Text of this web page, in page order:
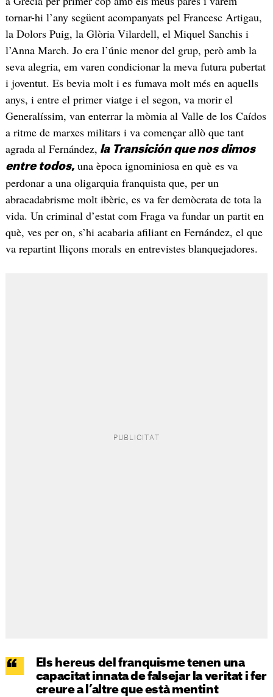
tornar-hi l’any següent acompanyats pel Francesc Artigau,
la Dolors Puig, la Glòria Vilardell, el Miquel Sanchis i
l’Anna March. Jo era l’únic menor del grup, però amb la
seva alegria, em varen condicionar la meva futura pubertat
i joventut. Es bevia molt i es fumava molt més en aquells
anys, i entre el primer viatge i el segon, va morir el
Generalíssim, van enterrar la mòmia al Valle de los Caídos
a ritme de marxes militars i va començar allò que tant
agrada al Fernández, la Transición que nos dimos
entre todos, una època ignominiosa en què es va
perdonar a una oligarquia franquista que, per un
abracadabrisme molt ibèric, es va fer demòcrata de tota la
vida. Un criminal d’estat com Fraga va fundar un partit en
què, ves per on, s’hi acabaria afiliant en Fernández, el que
va repartint lliçons morals en entrevistes blanquejadores.
Els hereus del franquisme tenen una
capacitat innata de falsejar la veritat i fer
creure a l’altre que està mentint